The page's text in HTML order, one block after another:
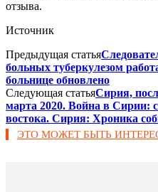
отзыва.
Источник
Предыдущая статья
больных туберкулезом
больнице обновлено
Следующая статьяСирия,
марта 2020. Война в Сирии:
востока. Сирия: Хроника
ЭТО МОЖЕТ БЫТЬ